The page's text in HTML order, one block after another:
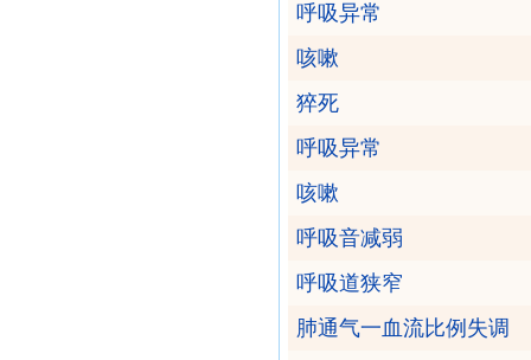
呼吸异常
咳嗽
猝死
呼吸异常
咳嗽
呼吸音减弱
呼吸道狭窄
肺通气一血流比例失调